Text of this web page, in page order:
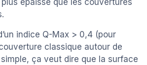
épaisse que les couvertures
indice Q-Max > 0,4 (pour
classique autour de
ça veut dire que la surface